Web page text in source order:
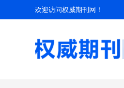
欢迎访问权威期刊网！